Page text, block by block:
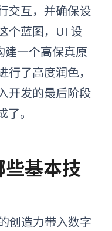
交互，并确保设
个蓝图，UI 设
建一个高保真原
了高度润色，
开发的最后阶段
。
基本技
创造力带入数字